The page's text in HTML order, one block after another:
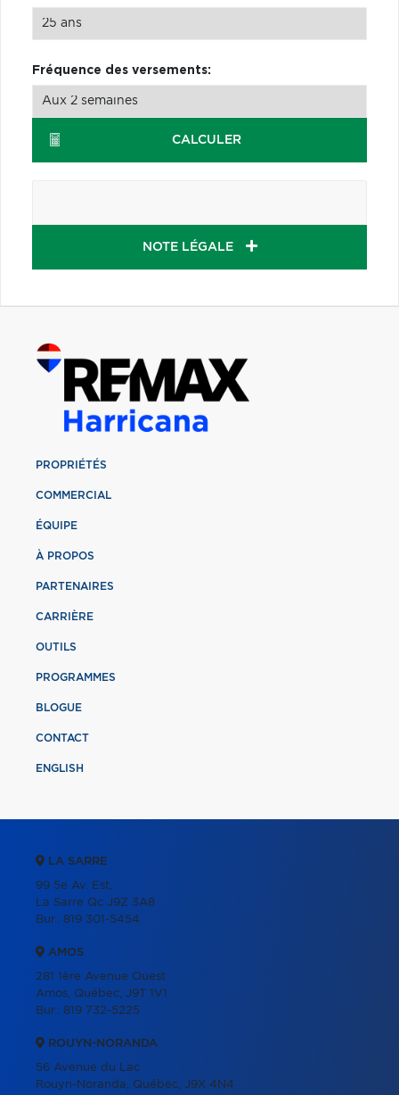
Fréquence des versements:
CALCULER
NOTE LÉGALE
PROPRIÉTÉS
COMMERCIAL
ÉQUIPE
À PROPOS
PARTENAIRES
CARRIÈRE
OUTILS
PROGRAMMES
BLOGUE
CONTACT
ENGLISH
LA SARRE
99 5e Av. Est,
La Sarre Qc J9Z 3A8
Bur.: 819 301-5454
AMOS
281 1ère Avenue Ouest
Amos, Québec, J9T 1V1
Bur.: 819 732-5225
ROUYN-NORANDA
56 Avenue du Lac
Rouyn-Noranda, Québec, J9X 4N4